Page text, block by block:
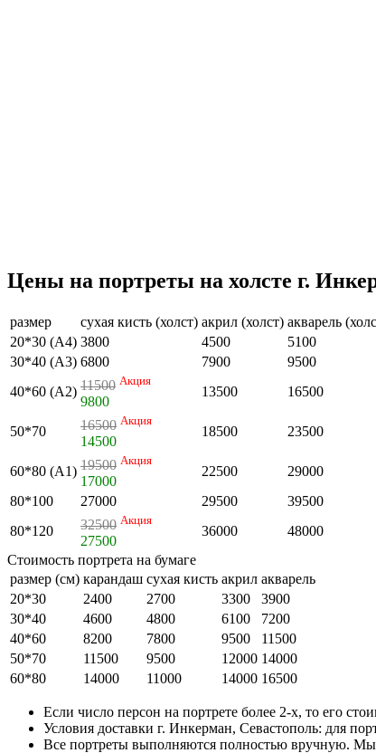
Цены на портреты на холсте г.
размер сухая кисть (холст) акрил (холст) акварель
20*30 (А4) 3800 4500 5100
30*40 (А3) 6800 7900 9500
40*60 (А2) 11500 Акция
9800
13500 16500
50*70 16500 Акция
14500
18500 23500
60*80 (А1) 19500 Акция
17000
22500 29000
80*100
27000 29500 39500
80*120
32500 Акция
27500
36000 48000
Стоимость портрета на бумаге
размер (см) карандаш сухая кисть акрил акварель
20*30
2400 2700 3300
3900
30*40
4600 4800 6100
7200
40*60
8200 7800 9500
11500
50*70
11500 9500 12000 14000
60*80
14000 11000 14000 16500
Если число персон на портрете более 2-х, то его
Условия доставки г. Инкерман, Севастополь: для
Все портреты выполняются полностью вручную. Мы